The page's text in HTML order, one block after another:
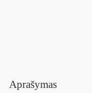
Aprašymas